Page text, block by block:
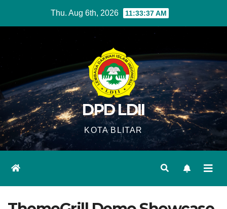
Thu. Aug 6th, 2026 11:33:37 AM
DPD LDII
KOTA BLITAR